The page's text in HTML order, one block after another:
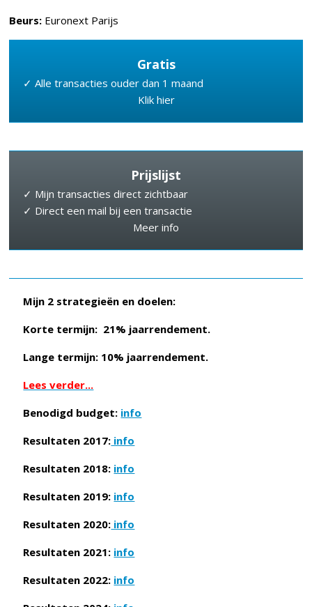
Beurs: Euronext Parijs
Gratis
✓ Alle transacties ouder dan 1 maand
Klik hier
Prijslijst
✓ Mijn transacties direct zichtbaar
✓ Direct een mail bij een transactie
Meer info
Mijn 2 strategieën en doelen:
Korte termijn: 21% jaarrendement.
Lange termijn: 10% jaarrendement.
Lees verder...
Benodigd budget: info
Resultaten 2017: info
Resultaten 2018: info
Resultaten 2019: info
Resultaten 2020: info
Resultaten 2021: info
Resultaten 2022: info